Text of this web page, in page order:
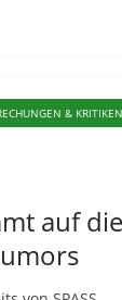
& KRITIKEN
auf die